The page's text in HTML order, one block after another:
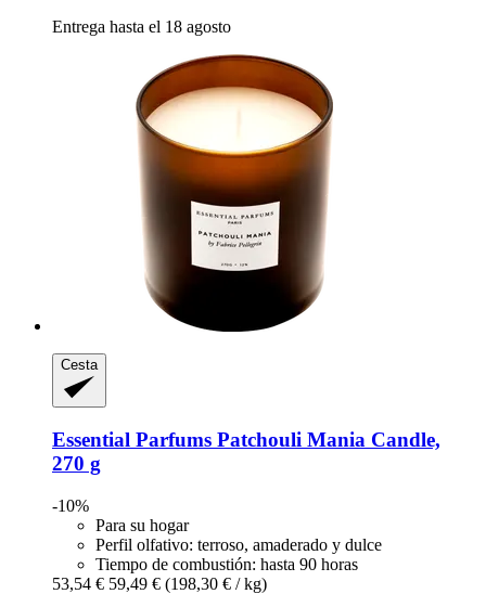
Entrega hasta el 18 agosto
Cesta
Essential Parfums Patchouli Mania Candle,
270 g
-10%
Para su hogar
Perfil olfativo: terroso, amaderado y dulce
Tiempo de combustión: hasta 90 horas
53,54 € 59,49 € (198,30 € / kg)